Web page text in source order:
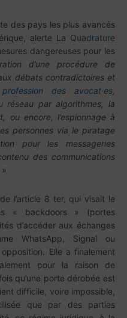
des pays les plus avancés
alerte La Quadrature
dangereuses pour les
d’une procédure de
débats contradictoires et
des avocat·es
réseau par algorithmes, la
ou encore, l’espionnage à
personnes via le piratage
pour les messageries
des communications
»
l’article 8 ter, qui visait le
« backdoors » (portes
d’accéder aux échanges
WhatsApp, Signal ou
Elle a finalement
pour la raison de
qu’une porte dérobée est
difficile, voire impossible,
que par des parties